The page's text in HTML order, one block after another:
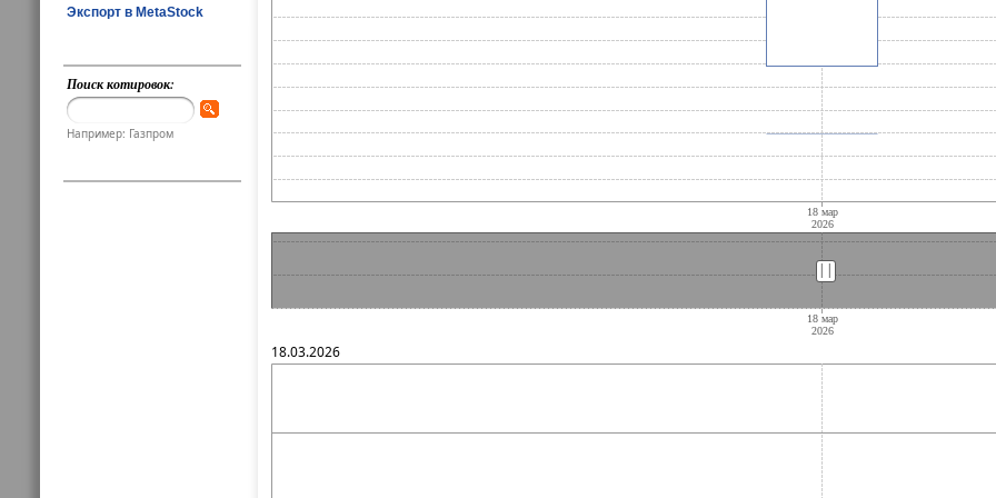
Экспорт в MetaStock
Поиск котировок:
Например: Газпром
||
||
18.03.2026